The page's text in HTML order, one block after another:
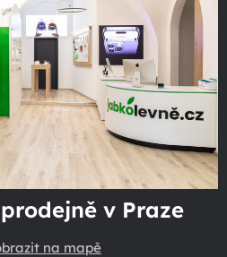
v Praze
na mapě